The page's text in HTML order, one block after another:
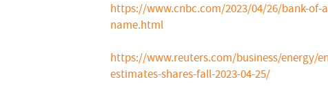
https://www.cnbc.com/2023/04/26/bank-
name.html
https://www.reuters.com/business/energy/
estimates-shares-fall-2023-04-25/